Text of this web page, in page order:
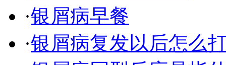
·银屑病早餐
·银屑病复发以后怎么